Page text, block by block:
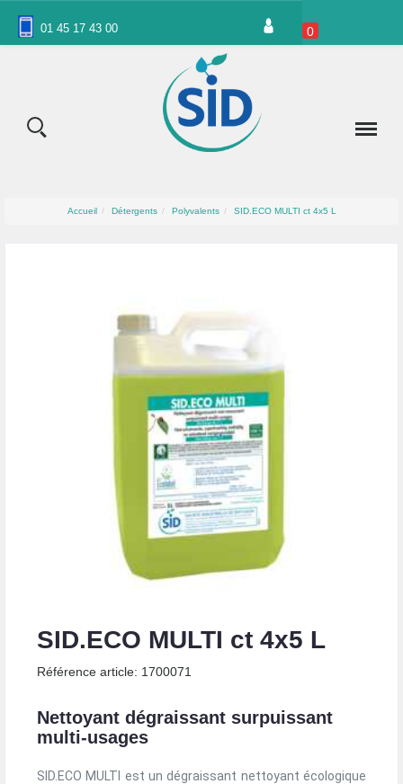
01 45 17 43 00 0
Accueil Détergents Polyvalents SID.ECO MULTI ct 4x5 L
SID.ECO MULTI ct 4x5 L
Référence article: 1700071
Nettoyant dégraissant surpuissant
multi-usages
SID.ECO MULTI est un dégraissant nettoyant écologique